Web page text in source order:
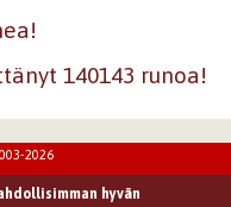
140143 runoa!
2026
hyvän